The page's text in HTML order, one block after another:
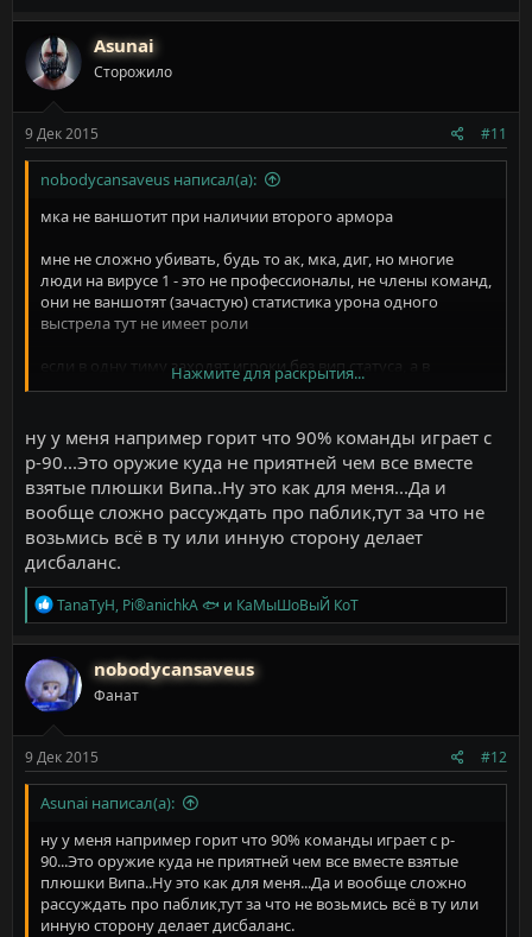
Asunai
Сторожило
9 Дек 2015 #11
nobodycansaveus написал(а):
мка не ваншотит при наличии второго армора
мне не сложно убивать, будь то ак, мка, диг, но многие
люди на вирусе 1 - это не профессионалы, не члены команд,
они не ваншотят (зачастую) статистика урона одного
выстрела тут не имеет роли
если в одну тиму заходят игроки без вип статуса, а в
противоположную с випкой (вчера их было около 8-9), у
в общем, если сильные сложности в оплате, то пофиг, я и
так поиграю,но там много горящих пуканов на серваке из-
за этого, они могут и свалить
это убирает намеки на соревновательный режим и
момент условия вынуждают Лёшу и тебя улучшать випам
условия, это можно понять.
Нажмите для раскрытия...
ну у меня например горит что 90% команды играет с
p-90...Это оружие куда не приятней чем все вместе
взятые плюшки Випа..Ну это как для меня...Да и
вообще сложно рассуждать про паблик,тут за что не
возьмись всё в ту или инную сторону делает
дисбаланс.
Р
е
а
к
ц
и
и
TanaTyH, Pi®anichkA 🐟 и КаМыШоВыЙ КоТ
nobodycansaveus
Фанат
9 Дек 2015 #12
Asunai написал(а):
ну у меня например горит что 90% команды играет с p-
90...Это оружие куда не приятней чем все вместе взятые
плюшки Випа..Ну это как для меня...Да и вообще сложно
рассуждать про паблик,тут за что не возьмись всё в ту или
инную сторону делает дисбаланс.